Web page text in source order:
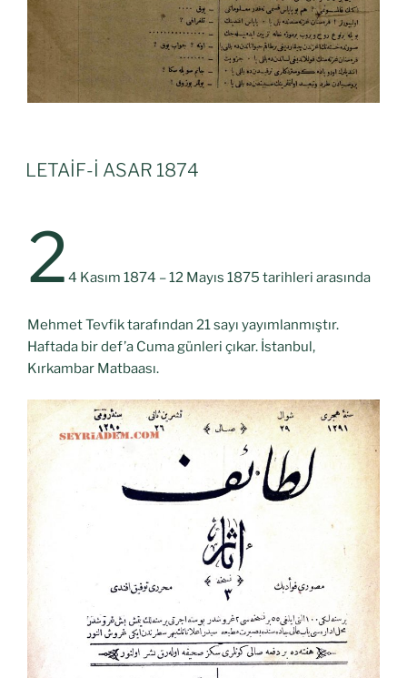
LETAİF-İ ASAR 1874
2 4 Kasım 1874 – 12 Mayıs 1875 tarihleri arasında
Mehmet Tevfik tarafından 21 sayı yayımlanmıştır.
Haftada bir def’a Cuma günleri çıkar. İstanbul,
Kırkambar Matbaası.